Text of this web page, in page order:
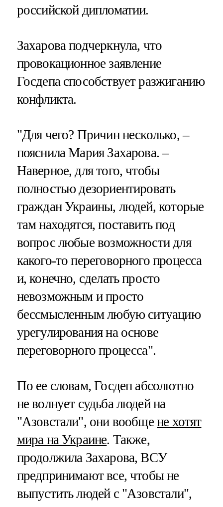
российской дипломатии.
Захарова подчеркнула, что
провокационное заявление
Госдепа способствует разжиганию
конфликта.
"Для чего? Причин несколько, –
пояснила Мария Захарова. –
Наверное, для того, чтобы
полностью дезориентировать
граждан Украины, людей, которые
там находятся, поставить под
вопрос любые возможности для
какого-то переговорного процесса
и, конечно, сделать просто
невозможным и просто
бессмысленным любую ситуацию
урегулирования на основе
переговорного процесса".
По ее словам, Госдеп абсолютно
не волнует судьба людей на
"Азовстали", они вообщене хотят
мира на Украине. Также,
продолжила Захарова, ВСУ
предпринимают все, чтобы не
выпустить людей с "Азовстали",